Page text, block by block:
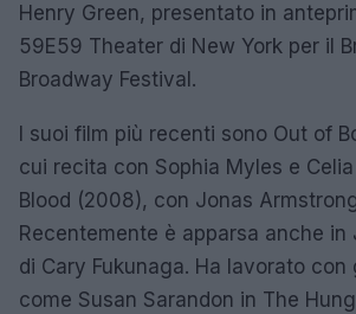
Henry Green, presentato in
59E59 Theater di New York per il
Broadway Festival.
I suoi film più recenti sono Out of
cui recita con Sophia Myles e
Blood (2008), con Jonas
Recentemente è apparsa anche in
di Cary Fukunaga. Ha lavorato con
come Susan Sarandon in The